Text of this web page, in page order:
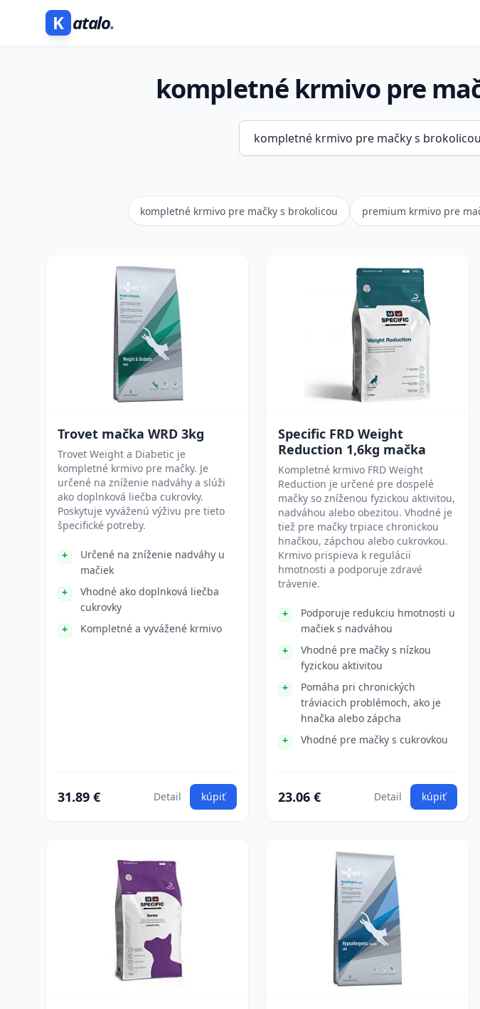
K atalo.
kompletné krmivo pre
kompletné krmivo pre mačky s brokolicou premium krmivo pre
Trovet mačka WRD 3kg
Trovet Weight a Diabetic je
kompletné krmivo pre mačky. Je
určené na zníženie nadváhy a slúži
ako doplnková liečba cukrovky.
Poskytuje vyváženú výživu pre tieto
špecifické potreby.
Určené na zníženie nadváhy u
mačiek
Vhodné ako doplnková liečba
cukrovky
Kompletné a vyvážené krmivo
31.89 € Detail kúpiť
Specific FRD Weight
Reduction 1,6kg mačka
Kompletné krmivo FRD Weight
Reduction je určené pre dospelé
mačky so zníženou fyzickou aktivitou,
nadváhou alebo obezitou. Vhodné je
tiež pre mačky trpiace chronickou
hnačkou, zápchou alebo cukrovkou.
Krmivo prispieva k regulácii
hmotnosti a podporuje zdravé
trávenie.
Podporuje redukciu hmotnosti u
mačiek s nadváhou
Vhodné pre mačky s nízkou
fyzickou aktivitou
Pomáha pri chronických
tráviacich problémoch, ako je
hnačka alebo zápcha
Vhodné pre mačky s cukrovkou
23.06 € Detail kúpiť